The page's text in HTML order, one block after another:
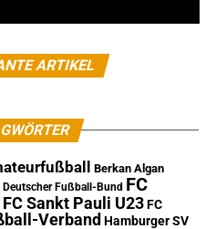
ARTIKEL
Berkan Algan
Deutscher Fußball-Bund FC
FC Sankt Pauli U23 FC
Verband Hamburger SV